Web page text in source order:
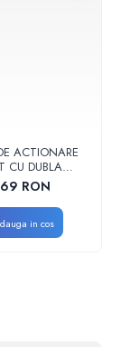
ACTIONARE
CU DUBLA
SIGMA30
AURIU
RON
in cos